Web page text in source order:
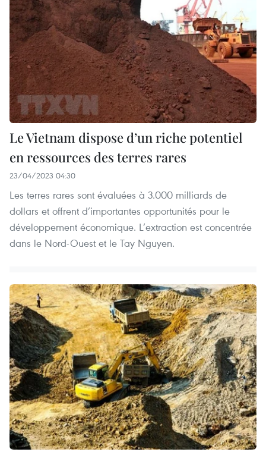
Le Vietnam dispose d’un riche potentiel
en ressources des terres rares
23/04/2023 04:30
Les terres rares sont évaluées à 3.000 milliards de
dollars et offrent d’importantes opportunités pour le
développement économique. L’extraction est concentrée
dans le Nord-Ouest et le Tay Nguyen.